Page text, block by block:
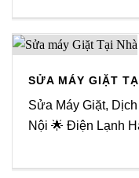
SỬA MÁY GIẶT
Sửa Máy Giặt,
Nội 🌟 Điện Lạnh